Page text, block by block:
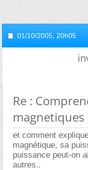
01/10/2005, 20h05
Re :
magnetiques
et comment
magnétique, sa
puissance peut-on
autres..